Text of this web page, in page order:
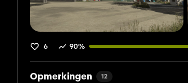
6 90%
Opmerkingen 12